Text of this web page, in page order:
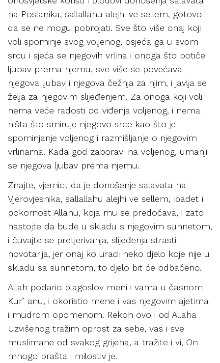
na Poslanika, sallallahu alejhi ve sellem, gotovo
da se ne mogu pobrojati. Sve što više onaj koji
voli spominje svog voljenog, osjeća ga u svom
srcu i sjeća se njegovih vrlina i onoga što potiče
ljubav prema njemu, sve više se povećava
njegova ljubav i njegova čežnja za njim, i javlja se
želja za njegovim slijeđenjem. Za onoga koji voli
nema veće radosti od viđenja voljenog, i nema
ništa što smiruje njegovo srce kao što je
spominjanje voljenog i razmišljanje o njegovim
vrlinama. Kada god zaboravi na voljenog, umanji
se njegova ljubav prema njemu.
Znajte, vjernici, da je donošenje salavata na
Vjerovjesnika, sallallahu alejhi ve sellem, ibadet i
pokornost Allahu, koja mu se predočava, i zato
nastojte da bude u skladu s njegovim sunnetom,
i čuvajte se pretjerivanja, slijeđenja strasti i
novotarija, jer onaj ko uradi neko djelo koje nije u
skladu sa sunnetom, to djelo bit će odbačeno.
Allah podario blagoslov meni i vama u časnom
Kurʼanu, i okoristio mene i vas njegovim ajetima
i mudrom opomenom. Rekoh ovo i od Allaha
Uzvišenog tražim oprost za sebe, vas i sve
muslimane od svakog grijeha, a tražite i vi, On
mnogo prašta i milostiv je.